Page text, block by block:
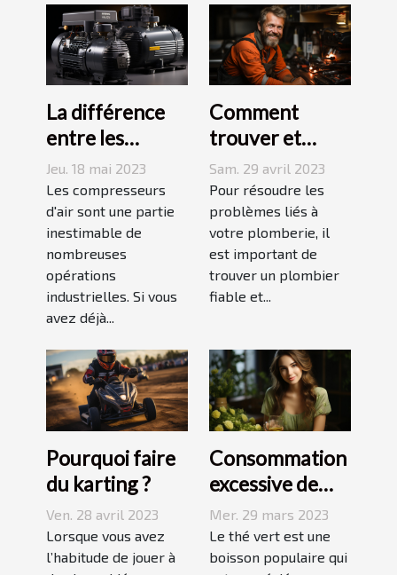
La différence
entre les
compresseurs à
piston et à vis
Jeu. 18 mai 2023
Les compresseurs
d'air sont une partie
inestimable de
nombreuses
opérations
industrielles. Si vous
avez déjà...
Comment
trouver et
choisir un bon
plombier à Evry
?
Sam. 29 avril 2023
Pour résoudre les
problèmes liés à
votre plomberie, il
est important de
trouver un plombier
fiable et...
Pourquoi faire
du karting ?
Ven. 28 avril 2023
Lorsque vous avez
l’habitude de jouer à
Consommation
excessive de
thé vert : quels
sont les
dangers pour la
Mer. 29 mars 2023
Le thé vert est une
boisson populaire qui